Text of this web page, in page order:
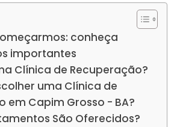
conheça
importantes
Clínica de Recuperação?
uma Clínica de
em Capim Grosso - BA?
São Oferecidos?